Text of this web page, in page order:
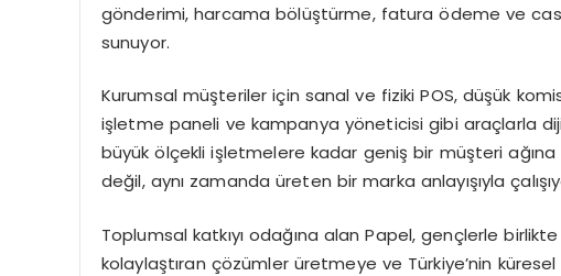
gönderimi, harcama bölüştürme, fatura ödeme ve
sunuyor.
Kurumsal müşteriler için sanal ve fiziki POS, düşük
işletme paneli ve kampanya yöneticisi gibi araçlarla
büyük ölçekli işletmelere kadar geniş bir müşteri
değil, aynı zamanda üreten bir marka anlayışıyla
Toplumsal katkıyı odağına alan Papel, gençlerle
kolaylaştıran çözümler üretmeye ve Türkiye’nin